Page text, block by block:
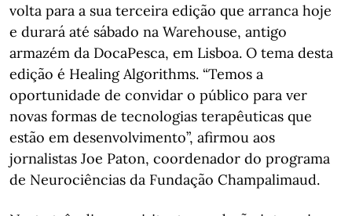
volta para a sua terceira edição que arranca hoje
e durará até sábado na Warehouse, antigo
armazém da DocaPesca, em Lisboa. O tema desta
edição é Healing Algorithms. “Temos a
oportunidade de convidar o público para ver
novas formas de tecnologias terapêuticas que
estão em desenvolvimento”, afirmou aos
jornalistas Joe Paton, coordenador do programa
de Neurociências da Fundação Champalimaud.